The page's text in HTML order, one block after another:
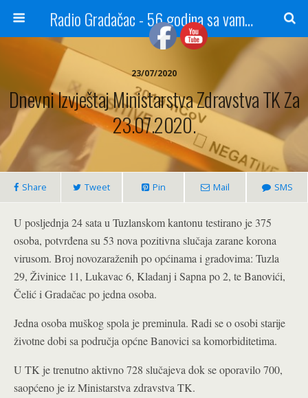
Radio Gradačac - 56 godina sa vama...
23/07/2020
Dnevni Izvještaj Ministarstva Zdravstva TK Za
23.07.2020.
Share Tweet Pin Mail SMS
U posljednja 24 sata u Tuzlanskom kantonu testirano je 375
osoba, potvrđena su 53 nova pozitivna slučaja zarane korona
virusom. Broj novozaraženih po općinama i gradovima: Tuzla
29, Živinice 11, Lukavac 6, Kladanj i Sapna po 2, te Banovići,
Čelić i Gradačac po jedna osoba.
Jedna osoba muškog spola je preminula. Radi se o osobi starije
životne dobi sa područja općne Banovici sa komorbiditetima.
U TK je trenutno aktivno 728 slučajeva dok se oporavilo 700,
saopćeno je iz Ministarstva zdravstva TK.